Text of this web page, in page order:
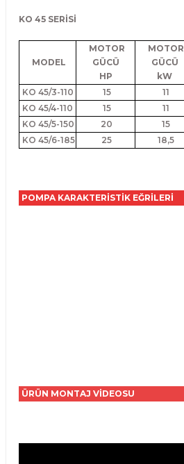
KO 45 SERİSİ
MODEL
MOTOR
GÜCÜ
HP
MOTOR
GÜCÜ
kW
KO 45/3-110 15 11
KO 45/4-110
15 11
KO 45/5-150
20 15
KO 45/6-185
25 18,5
POMPA KARAKTERİSTİK EĞRİLERİ
ÜRÜN MONTAJ VİDEOSU